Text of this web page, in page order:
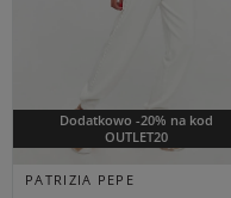
Dodatkowo -20% na kod
OUTLET20
PATRIZIA PEPE